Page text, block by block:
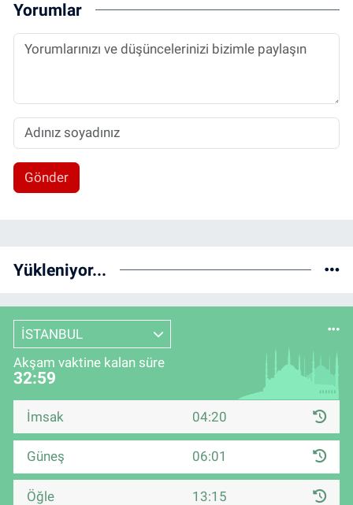
Yorumlar
Gönder
Yükleniyor...
İSTANBUL
Akşam vaktine kalan süre
32:59
İmsak 04:20
Güneş 06:01
Öğle 13:15